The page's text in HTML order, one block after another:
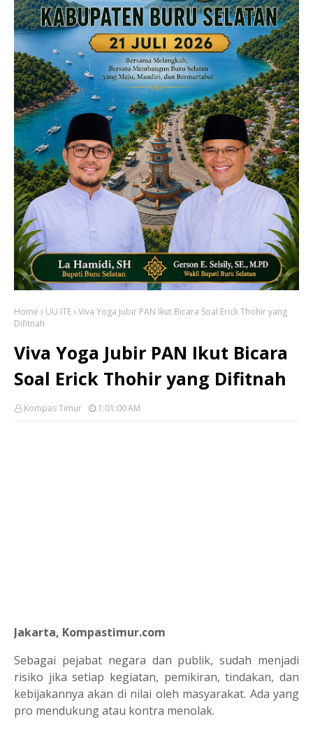
Home UU ITE Viva Yoga Jubir PAN Ikut Bicara Soal Erick Thohir yang
Difitnah
Viva Yoga Jubir PAN Ikut Bicara
Soal Erick Thohir yang Difitnah
Kompas Timur 1:01:00 AM
Jakarta, Kompastimur.com
Sebagai pejabat negara dan publik, sudah menjadi
risiko jika setiap kegiatan, pemikiran, tindakan, dan
kebijakannya akan di nilai oleh masyarakat. Ada yang
pro mendukung atau kontra menolak.